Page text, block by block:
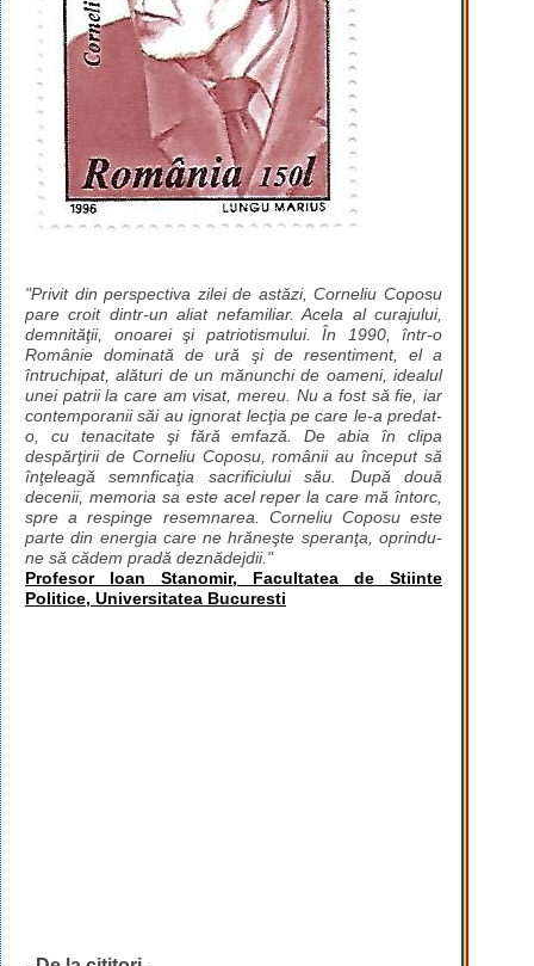
"Privit din perspectiva zilei de astăzi, Corneliu Coposu
pare croit dintr-un aliat nefamiliar. Acela al curajului,
demnităţii, onoarei şi patriotismului. În 1990, într-o
Românie dominată de ură şi de resentiment, el a
întruchipat, alături de un mănunchi de oameni, idealul
unei patrii la care am visat, mereu. Nu a fost să fie, iar
contemporanii săi au ignorat lecţia pe care le-a predat-
o, cu tenacitate şi fără emfază. De abia în clipa
despărţirii de Corneliu Coposu, românii au început să
înţeleagă semnficaţia sacrificiului său. După două
decenii, memoria sa este acel reper la care mă întorc,
spre a respinge resemnarea. Corneliu Coposu este
parte din energia care ne hrăneşte speranţa, oprindu-
ne să cădem pradă deznădejdii."
Profesor Ioan Stanomir, Facultatea de Stiinte
Politice, Universitatea Bucuresti